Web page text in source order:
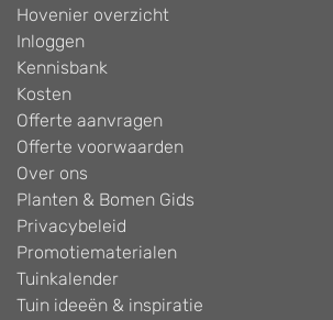
Hovenier overzicht
Inloggen
Kennisbank
Kosten
Offerte aanvragen
Offerte voorwaarden
Over ons
Planten & Bomen Gids
Privacybeleid
Promotiematerialen
Tuinkalender
Tuin ideeën & inspiratie